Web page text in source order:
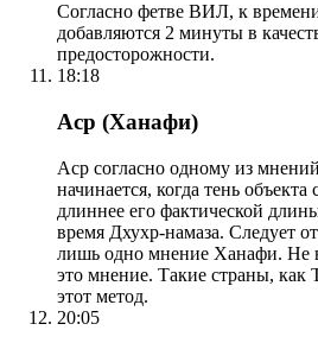
Согласно фетве ВИЛ, к
добавляются 2 минуты в
предосторожности.
18:18
Аср (Ханафи)
Аср согласно одному из
начинается, когда тень объекта
длиннее его фактической
время Дхухр-намаза. Следует
лишь одно мнение Ханафи. Не
это мнение. Такие страны, как
этот метод.
20:05